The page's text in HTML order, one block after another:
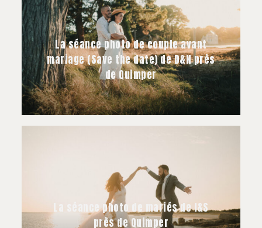
La séance photo de couple avant
mariage (Save the date) de D&N près
de Quimper
La séance photo de mariés de I&S
près de Quimper